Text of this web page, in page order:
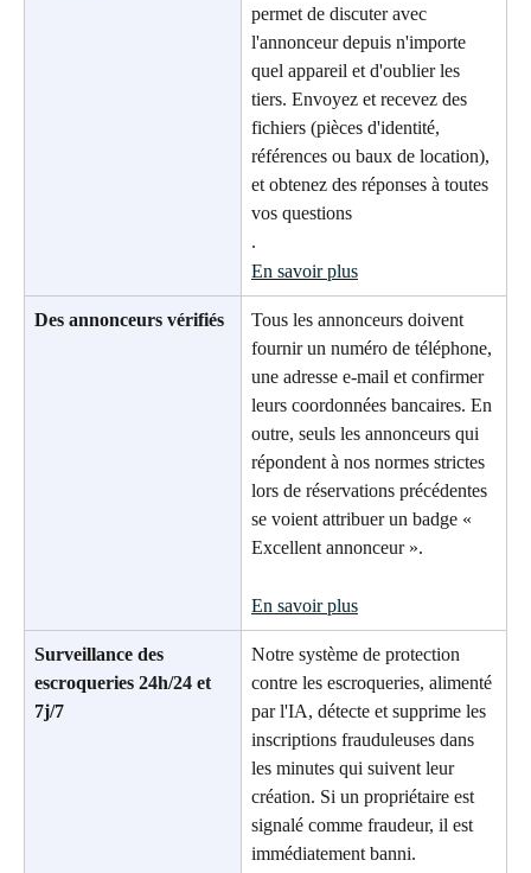
permet de discuter avec
l'annonceur depuis n'importe
quel appareil et d'oublier les
tiers. Envoyez et recevez des
fichiers (pièces d'identité,
références ou baux de location),
et obtenez des réponses à toutes
vos questions
.
En savoir plus
Des annonceurs vérifiés
Tous les annonceurs doivent
fournir un numéro de téléphone,
une adresse e-mail et confirmer
leurs coordonnées bancaires. En
outre, seuls les annonceurs qui
répondent à nos normes strictes
lors de réservations précédentes
se voient attribuer un badge «
Excellent annonceur ».
En savoir plus
Surveillance des
escroqueries 24h/24 et
7j/7
Notre système de protection
contre les escroqueries, alimenté
par l'IA, détecte et supprime les
inscriptions frauduleuses dans
les minutes qui suivent leur
création. Si un propriétaire est
signalé comme fraudeur, il est
immédiatement banni.